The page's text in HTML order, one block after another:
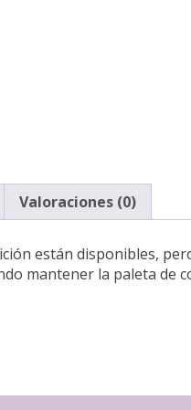
Valoraciones (0)
están disponibles,
mantener la paleta de